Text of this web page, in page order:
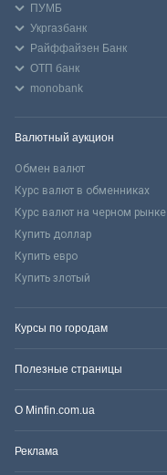
ПУМБ
Укргазбанк
Райффайзен Банк
ОТП банк
monobank
Валютный аукцион
Обмен валют
Курс валют в обменниках
Курс валют на черном рынке
Купить доллар
Купить евро
Купить злотый
Курсы по городам
Полезные страницы
О Minfin.com.ua
Реклама